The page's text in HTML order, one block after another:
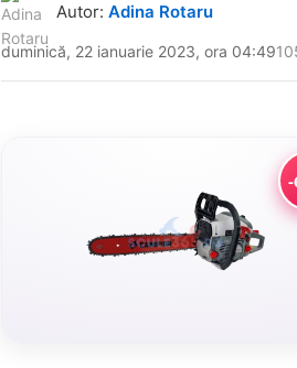
Autor: Adina Rotaru
duminică, 22 ianuarie 2023, ora 04:49